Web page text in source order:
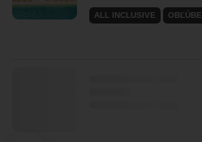
ALL INCLUSIVE